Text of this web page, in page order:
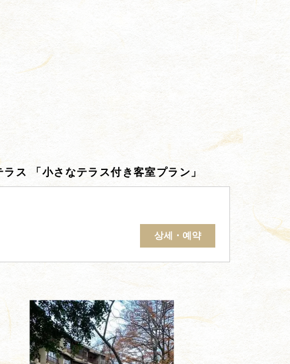
ス 「小さなテラス付き客室プラン」
상세・예약